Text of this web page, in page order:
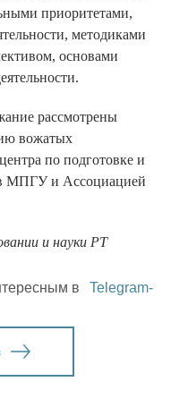
приоритетами,
методиками
основами
рассмотрены
вожатых
по подготовке и
МПГУ и Ассоциацией
и науки РТ
в
Telegram-